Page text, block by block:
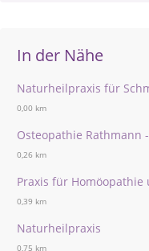
In der Nähe
Naturheilpraxis für
0,00 km
Osteopathie Rathmann
0,26 km
Praxis für
0,39 km
Naturheilpraxis
0,75 km